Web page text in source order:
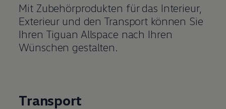
Mit Zubehörprodukten für das Interieur,
Exterieur und den Transport können Sie
Ihren Tiguan Allspace nach Ihren
Wünschen gestalten.
Transport